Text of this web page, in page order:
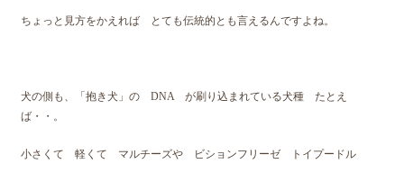
ちょっと見方をかえれば とても伝統的とも言えるんですよね。
犬の側も、「抱き犬」の DNA が刷り込まれている犬種 たとえ
ば・・。
小さくて 軽くて マルチーズや ビションフリーゼ トイプードル